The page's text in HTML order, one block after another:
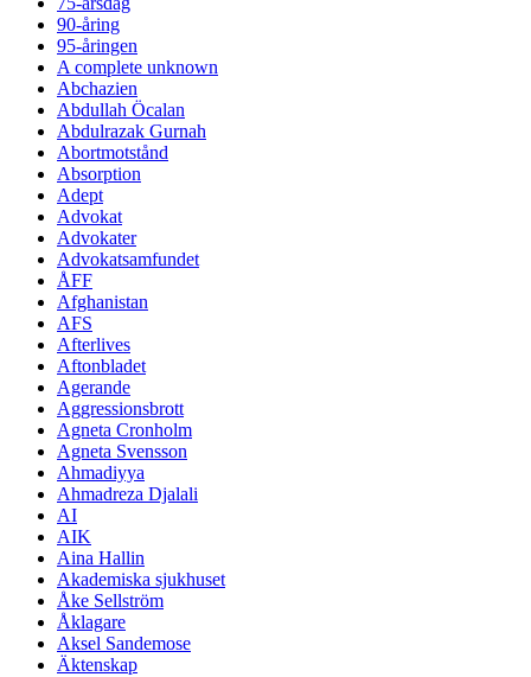
90-åring
95-åringen
A complete unknown
Abchazien
Abdullah Öcalan
Abdulrazak Gurnah
Abortmotstånd
Absorption
Adept
Advokat
Advokater
Advokatsamfundet
ÅFF
Afghanistan
AFS
Afterlives
Aftonbladet
Agerande
Aggressionsbrott
Agneta Cronholm
Agneta Svensson
Ahmadiyya
Ahmadreza Djalali
AI
AIK
Aina Hallin
Akademiska sjukhuset
Åke Sellström
Åklagare
Aksel Sandemose
Äktenskap